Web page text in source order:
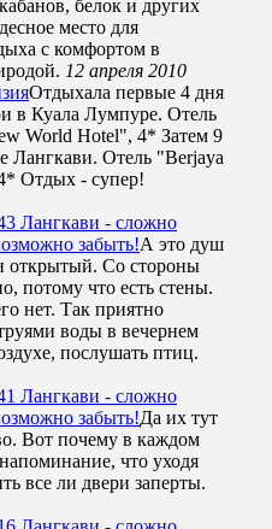
белок и других
место для
с комфортом в
12 апреля 2010
Отдыхала первые 4 дня
в Куала Лумпуре. Отель
World Hotel", 4* Затем 9
Лангкави. Отель "Berjaya
Отдых - супер!
Лангкави - сложно
забыть!А это душ
открытый. Со стороны
потому что есть стены.
нет. Так приятно
воды в вечернем
послушать птиц.
Лангкави - сложно
забыть!Да их тут
Вот почему в каждом
что уходя
все ли двери заперты.